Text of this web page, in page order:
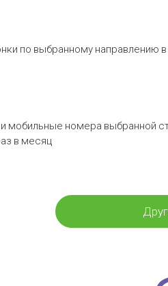
по выбранному направлению в
мобильные номера выбранной
в месяц